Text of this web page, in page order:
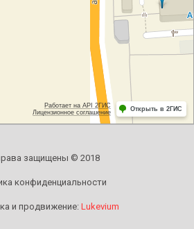
защищены © 2018
конфиденциальности
и продвижение: Lukevium